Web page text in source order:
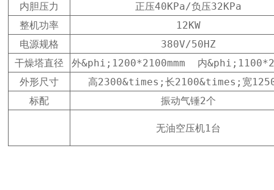
内胆压力
正压40KPa/负压32KPa
整机功率
12KW
电源规格
380V/50HZ
干燥塔直径
外&phi;1200*2100mmm  内
外形尺寸
高2300&times;长2100&times;宽
标配
振动气锤2个
无油空压机1台